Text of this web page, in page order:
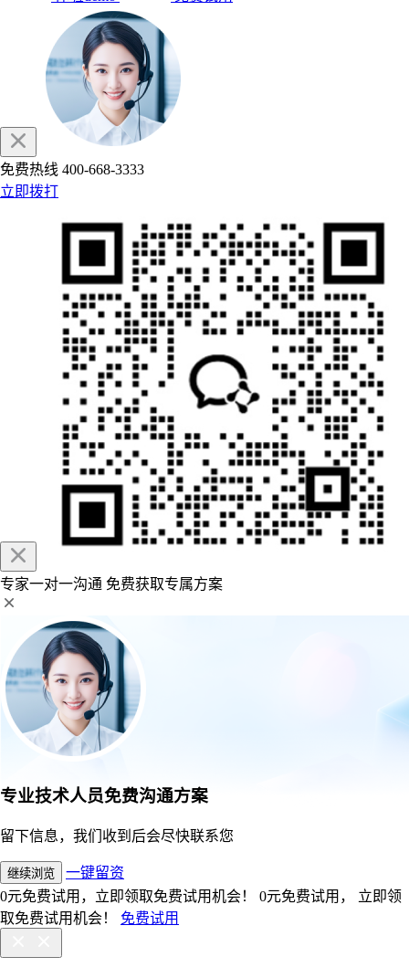
免费热线 400-668-3333
立即拨打
专家一对一沟通 免费获取专属方案
专业技术人员免费沟通方案
留下信息，我们收到后会尽快联系您
继续浏览
一键留资
0元免费试用，立即领取免费试用机会！
0元免费试用， 立即领
取免费试用机会！
免费试用